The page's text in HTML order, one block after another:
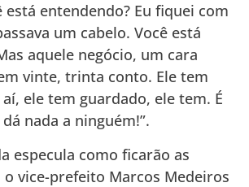
está entendendo? Eu fiquei com
um cabelo. Você está
aquele negócio, um cara
vinte, trinta conto. Ele tem
ele tem guardado, ele tem. É
nada a ninguém!”.
especula como ficarão as
o vice-prefeito Marcos Medeiros